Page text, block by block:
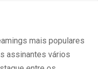
mais populares
assinantes vários